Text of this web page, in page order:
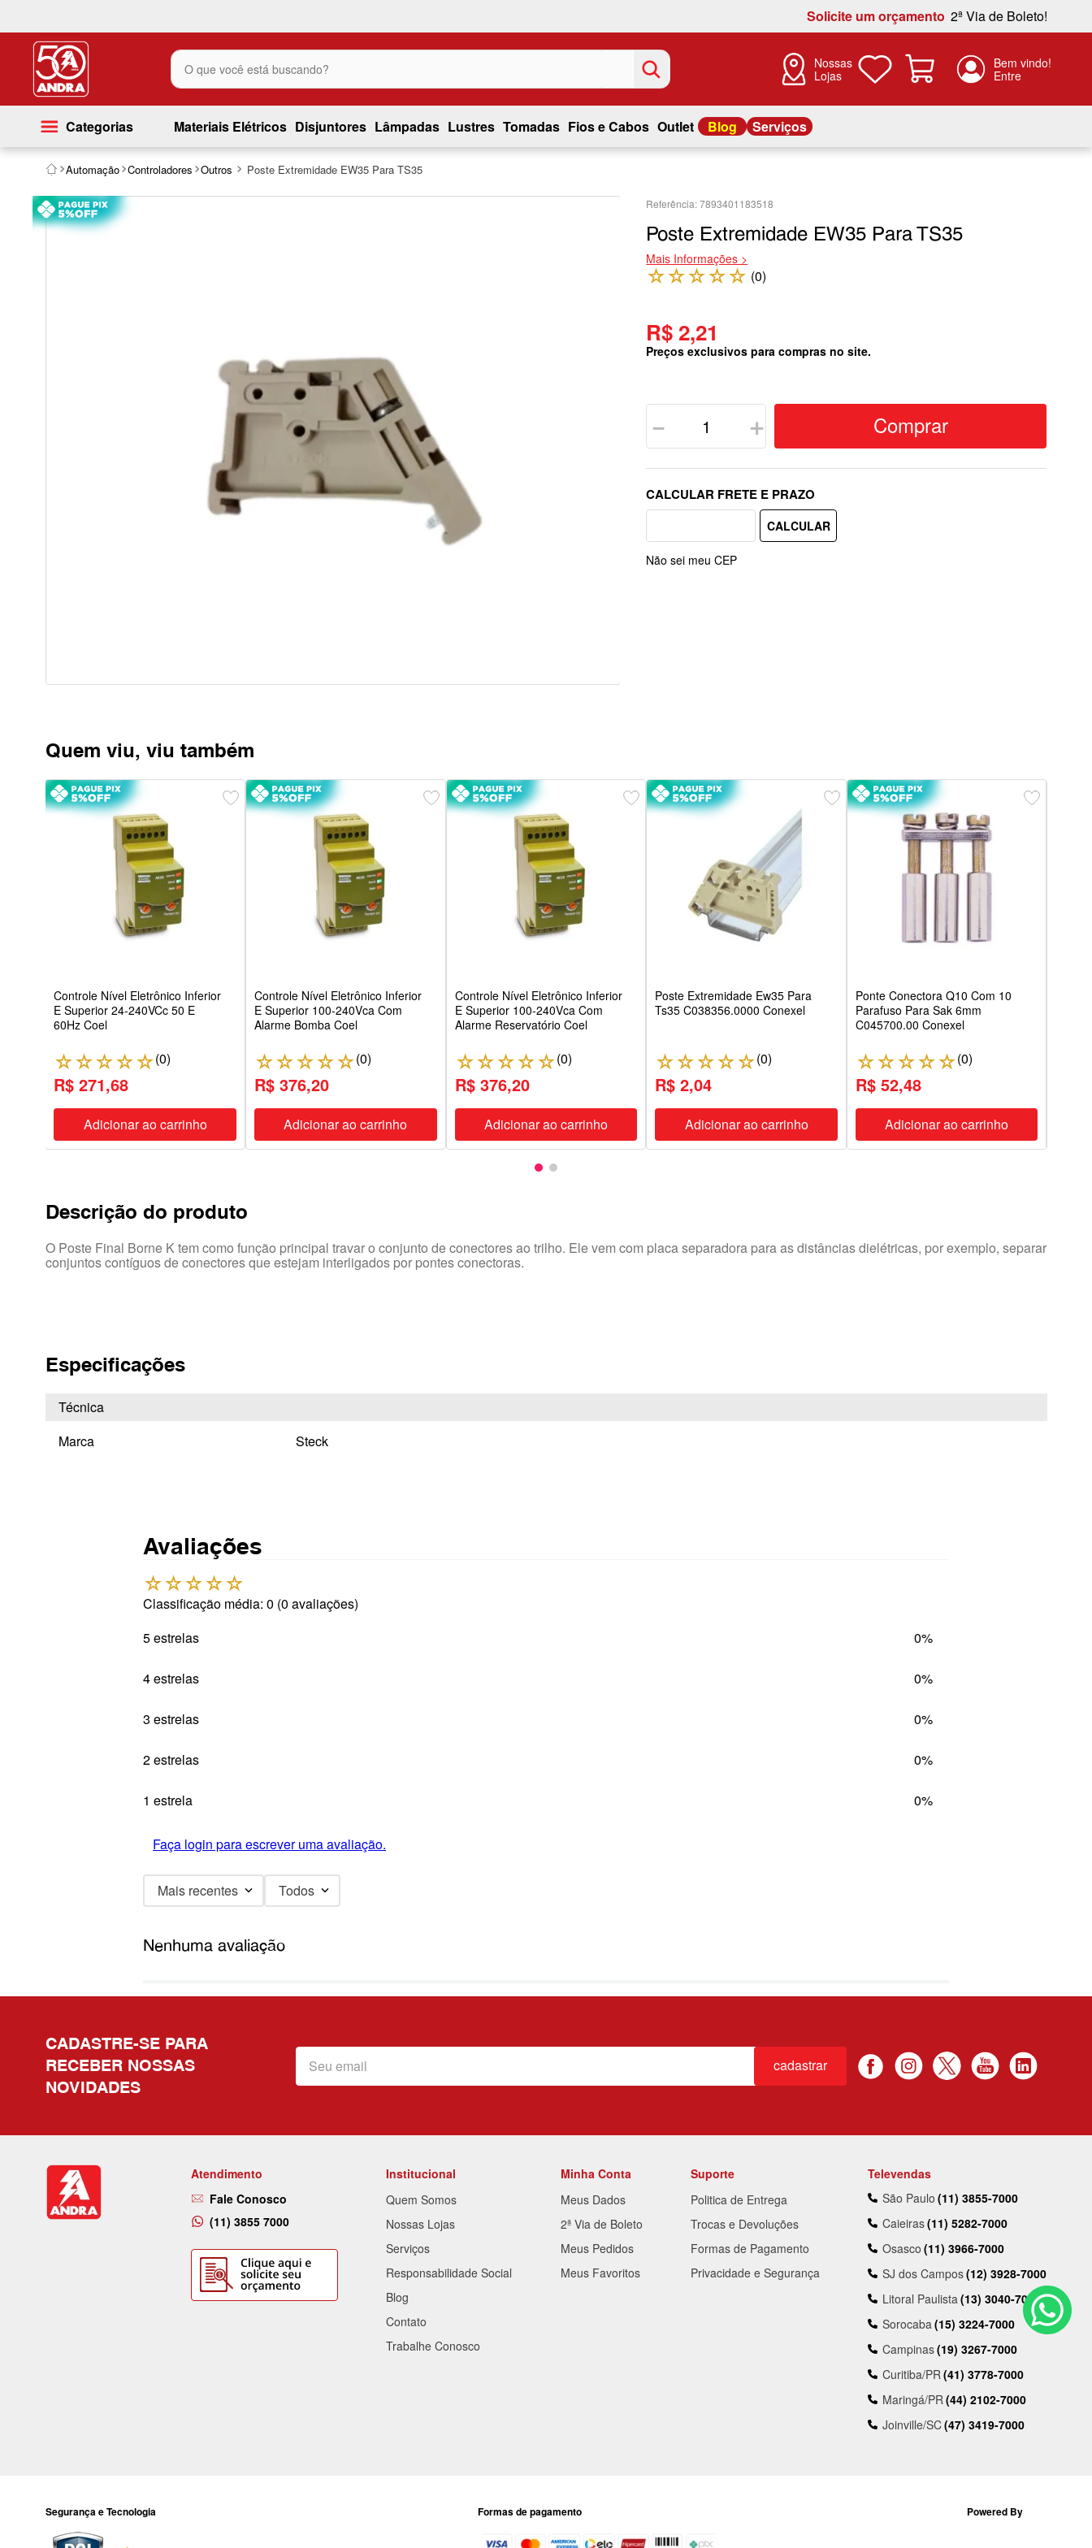
Solicite um orçamento 2ª Via de Boleto!
O que você está buscando?
Nossas
Lojas
Categorias Materiais Elétricos Disjuntores Lâmpadas Lustres Tomadas Fios e Cabos Outlet Blog Serviços
Automação Controladores Outros Poste Extremidade EW35 Para TS35
7893401183518
Poste Extremidade EW35 Para TS35
Mais Informações >
☆☆☆☆☆ (0)
R$ 2,21
Preços exclusivos para compras no site.
＋
－ Comprar
Não sei meu CEP
Quem viu, viu também
Controle Nível Eletrônico Inferior
E Superior 24-240VCc 50 E
60Hz Coel
☆☆☆☆☆(0)
R$ 271,68
Adicionar ao carrinho
Controle Nível Eletrônico Inferior
E Superior 100-240Vca Com
Alarme Bomba Coel
☆☆☆☆☆(0)
R$ 376,20
Adicionar ao carrinho
Controle Nível Eletrônico Inferior
E Superior 100-240Vca Com
Alarme Reservatório Coel
☆☆☆☆☆(0)
R$ 376,20
Adicionar ao carrinho
Poste Extremidade Ew35 Para
Ts35 C038356.0000 Conexel
☆☆☆☆☆(0)
R$ 2,04
Adicionar ao carrinho
Ponte Conectora Q10 Com 10
Parafuso Para Sak 6mm
C045700.00 Conexel
☆☆☆☆☆(0)
R$ 52,48
Adicionar ao carrinho
Descrição do produto
O Poste Final Borne K tem como função principal travar o conjunto de conectores ao trilho. Ele vem com placa separadora para as distâncias dielétricas, por exemplo, separar
conjuntos contíguos de conectores que estejam interligados por pontes conectoras.
Especificações
Técnica
Marca
Steck
Avaliações
☆☆☆☆☆
Classificação média: 0 (0 avaliações)
5 estrelas
0%
4 estrelas 0%
3 estrelas 0%
2 estrelas 0%
1 estrela 0%
Faça login para escrever uma avaliação.
Mais recentes Todos
Nenhuma avaliação
CADASTRE-SE PARA
RECEBER NOSSAS
NOVIDADES
cadastrar
Atendimento
Fale Conosco
(11) 3855 7000
Institucional
Quem Somos
Nossas Lojas
Serviços
Responsabilidade Social
Blog
Contato
Trabalhe Conosco
Minha Conta
Meus Dados
2ª Via de Boleto
Meus Pedidos
Meus Favoritos
Suporte
Politica de Entrega
Trocas e Devoluções
Formas de Pagamento
Privacidade e Segurança
Televendas
São Paulo (11) 3855-7000
Caieiras(11) 5282-7000
Osasco (11) 3966-7000
SJ dos Campos(12) 3928-7000
Litoral Paulista(13) 3040-7000
Sorocaba(15) 3224-7000
Campinas(19) 3267-7000
Curitiba/PR(41) 3778-7000
Maringá/PR(44) 2102-7000
Joinville/SC(47) 3419-7000
Segurança e Tecnologia Formas de pagamento Powered By